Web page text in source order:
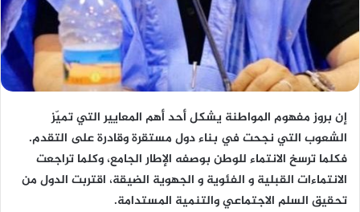
إن بروز مفهوم المواطنة يشكل أحد أهم المعايير التي تميّز
الشعوب التي نجحت في بناء دول مستقرة وقادرة على التقدم.
فكلما ترسخ الانتماء للوطن بوصفه الإطار الجامع، وكلما تراجعت
الانتماءات القبلية و الفئوية و الجهوية الضيقة، اقتربت الدول من
تحقيق السلم الاجتماعي والتنمية المستدامة.